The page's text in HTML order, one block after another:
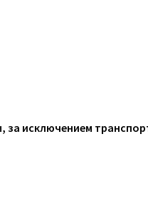
исключением